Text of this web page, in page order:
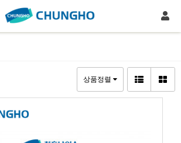
상품정렬